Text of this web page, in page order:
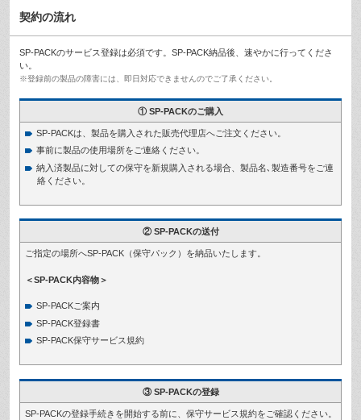
契約の流れ
SP-PACKのサービス登録は必須です。SP-PACK納品後、速やかに行ってくださ
い。
※登録前の製品の障害には、即日対応できませんのでご了承ください。
① SP-PACKのご購入
SP-PACKは、製品を購入された販売代理店へご注文ください。
事前に製品の使用場所をご連絡ください。
納入済製品に対しての保守を新規購入される場合、製品名､製造番号をご連
絡ください。
② SP-PACKの送付
ご指定の場所へSP-PACK（保守パック）を納品いたします。
＜SP-PACK内容物＞
SP-PACKご案内
SP-PACK登録書
SP-PACK保守サービス規約
③ SP-PACKの登録
SP-PACKの登録手続きを開始する前に、保守サービス規約をご確認ください。